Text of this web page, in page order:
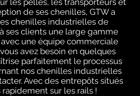
les pelles, les transporteurs et
de ses chenilles, GTW a
chenilles industrielles de
ses clients une large gamme
une équipe commerciale
avez besoin en quelques
parfaitement le processus
nos chenilles industrielles
Avec des entrepôts situés
sur les rails !